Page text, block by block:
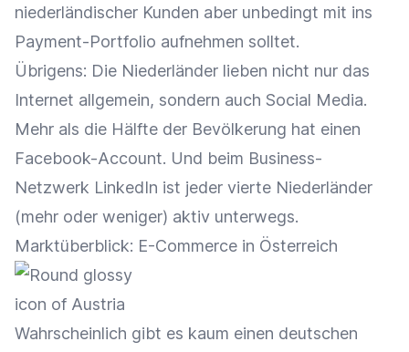
niederländischer Kunden aber unbedingt mit ins
Payment-Portfolio aufnehmen solltet.
Übrigens: Die Niederländer lieben nicht nur das
Internet allgemein, sondern auch Social Media.
Mehr als die Hälfte der Bevölkerung hat einen
Facebook-Account. Und beim Business-
Netzwerk LinkedIn ist jeder vierte Niederländer
(mehr oder weniger) aktiv unterwegs.
Marktüberblick: E-Commerce in Österreich
Wahrscheinlich gibt es kaum einen deutschen